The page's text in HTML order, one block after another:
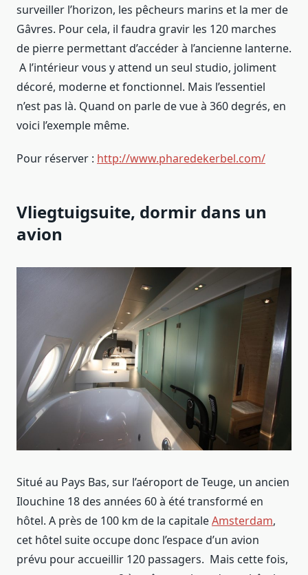
surveiller l’horizon, les pêcheurs marins et la mer de
Gâvres. Pour cela, il faudra gravir les 120 marches
de pierre permettant d’accéder à l’ancienne lanterne.
A l’intérieur vous y attend un seul studio, joliment
décoré, moderne et fonctionnel. Mais l’essentiel
n’est pas là. Quand on parle de vue à 360 degrés, en
voici l’exemple même.
Pour réserver : http://www.pharedekerbel.com/
Vliegtuigsuite, dormir dans un
avion
Situé au Pays Bas, sur l’aéroport de Teuge, un ancien
Ilouchine 18 des années 60 à été transformé en
hôtel. A près de 100 km de la capitaleAmsterdam,
cet hôtel suite occupe donc l’espace d’un avion
prévu pour accueillir 120 passagers. Mais cette fois,